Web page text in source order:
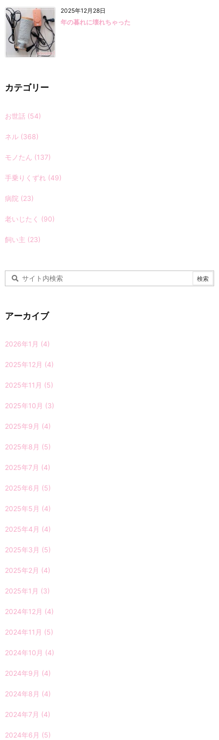
2025年12月28日
年の暮れに壊れちゃった
カテゴリー
お世話 (54)
ネル (368)
モノたん (137)
手乗りくずれ (49)
病院 (23)
老いじたく (90)
飼い主 (23)
アーカイブ
2026年1月 (4)
2025年12月 (4)
2025年11月 (5)
2025年10月 (3)
2025年9月 (4)
2025年8月 (5)
2025年7月 (4)
2025年6月 (5)
2025年5月 (4)
2025年4月 (4)
2025年3月 (5)
2025年2月 (4)
2025年1月 (3)
2024年12月 (4)
2024年11月 (5)
2024年10月 (4)
2024年9月 (4)
2024年8月 (4)
2024年7月 (4)
2024年6月 (5)